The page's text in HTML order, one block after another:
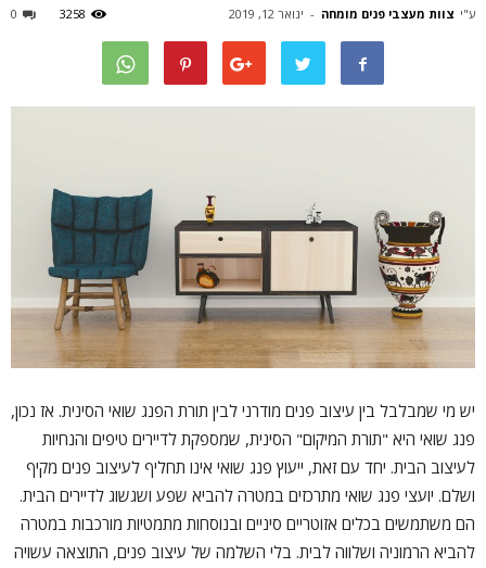
ע"י צוות מעצבי פנים מומחה - ינואר 12, 2019 0 3258
יש מי שמבלבל בין עיצוב פנים מודרני לבין תורת הפנג שואי הסינית. אז נכון,
פנג שואי היא "תורת המיקום" הסינית, שמספקת לדיירים טיפים והנחיות
לעיצוב הבית. יחד עם זאת, ייעוץ פנג שואי אינו תחליף לעיצוב פנים מקיף
ושלם. יועצי פנג שואי מתרכזים במטרה להביא שפע ושגשוג לדיירים הבית.
הם משתמשים בכלים אזוטריים סיניים ובנוסחות מתמטיות מורכבות במטרה
להביא הרמוניה ושלווה לבית. בלי השלמה של עיצוב פנים, התוצאה עשויה